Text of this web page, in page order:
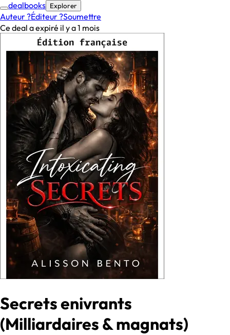
dealbooks Explorer
Auteur ?Éditeur ?Soumettre
Ce deal a expiré il y a 1 mois
Secrets enivrants
(Milliardaires & magnats)